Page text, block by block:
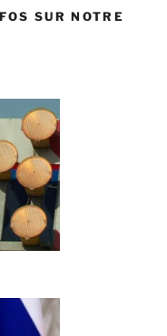
SUR NOTRE